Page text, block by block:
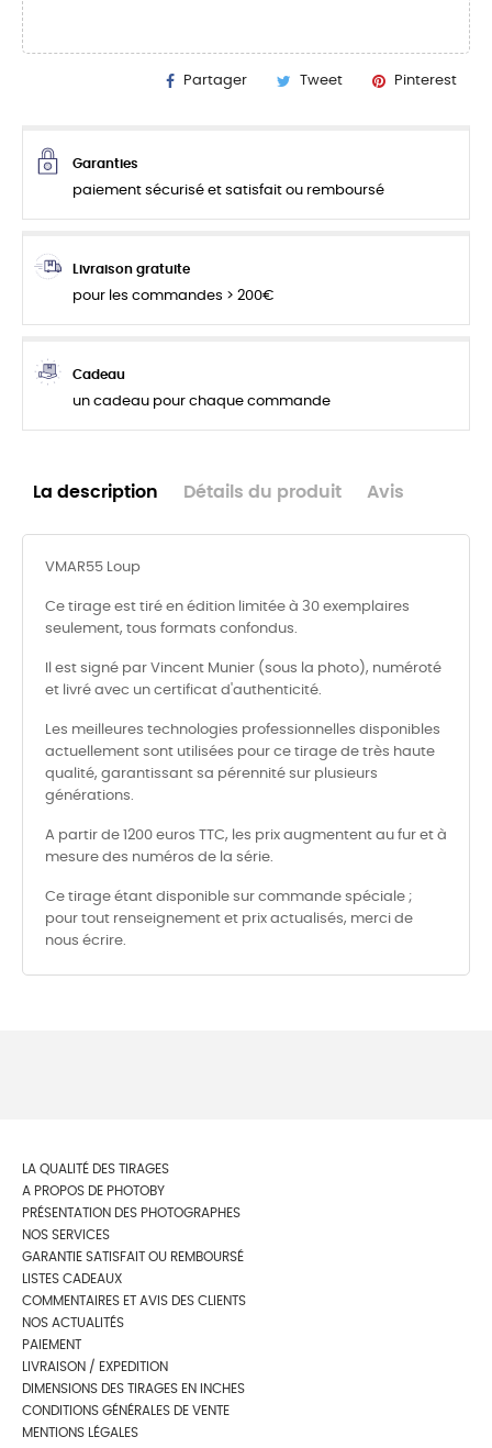
Partager Tweet Pinterest
Garanties
paiement sécurisé et satisfait ou remboursé
Livraison gratuite
pour les commandes > 200€
Cadeau
un cadeau pour chaque commande
La description Détails du produit Avis
VMAR55 Loup
Ce tirage est tiré en édition limitée à 30 exemplaires
seulement, tous formats confondus.
Il est signé par Vincent Munier (sous la photo), numéroté
et livré avec un certificat d'authenticité.
Les meilleures technologies professionnelles disponibles
actuellement sont utilisées pour ce tirage de très haute
qualité, garantissant sa pérennité sur plusieurs
générations.
A partir de 1200 euros TTC, les prix augmentent au fur et à
mesure des numéros de la série.
Ce tirage étant disponible sur commande spéciale ;
pour tout renseignement et prix actualisés, merci de
nous écrire.
LA QUALITÉ DES TIRAGES
A PROPOS DE PHOTOBY
PRÉSENTATION DES PHOTOGRAPHES
NOS SERVICES
GARANTIE SATISFAIT OU REMBOURSÉ
LISTES CADEAUX
COMMENTAIRES ET AVIS DES CLIENTS
NOS ACTUALITÉS
PAIEMENT
LIVRAISON / EXPEDITION
DIMENSIONS DES TIRAGES EN INCHES
CONDITIONS GÉNÉRALES DE VENTE
MENTIONS LÉGALES